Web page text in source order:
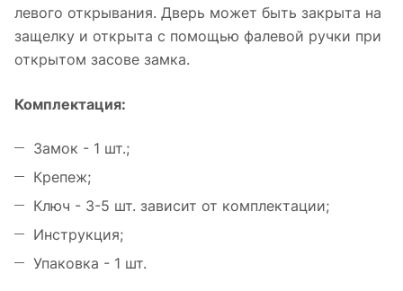
левого открывания. Дверь может быть закрыта на
защелку и открыта с помощью фалевой ручки при
открытом засове замка.
Комплектация:
Замок - 1 шт.;
Крепеж;
Ключ - 3-5 шт. зависит от комплектации;
Инструкция;
Упаковка - 1 шт.